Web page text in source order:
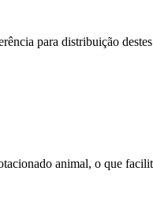
para distribuição
animal, o que